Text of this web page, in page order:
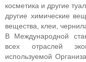
косметика и другие
другие химические
вещества, клеи,
В Международной
всех отраслей
используемой